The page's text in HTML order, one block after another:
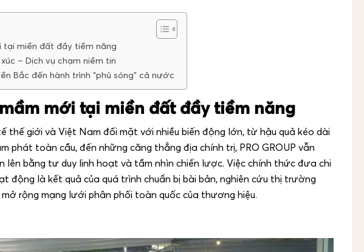
miền đất đầy tiềm năng
– Dịch vụ chạm niềm tin
Bắc đến hành trình “phủ sóng” cả nước
mới tại miền đất đầy tiềm năng
thế giới và Việt Nam đối mặt với nhiều biến động lớn, từ hậu quả kéo dài
phát toàn cầu, đến những căng thẳng địa chính trị, PRO GROUP vẫn
lên bằng tư duy linh hoạt và tầm nhìn chiến lược. Việc chính thức đưa chi
động là kết quả của quá trình chuẩn bị bài bản, nghiên cứu thị trường
rộng mạng lưới phân phối toàn quốc của thương hiệu.